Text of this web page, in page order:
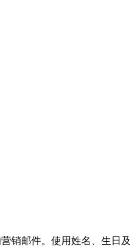
销邮件。使用姓名、生日及